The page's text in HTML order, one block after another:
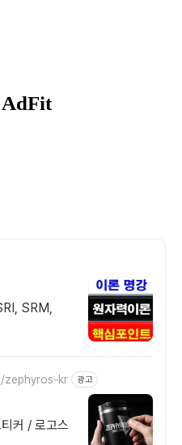
SRM,
zephyros-kr 광고
커 / 로고스